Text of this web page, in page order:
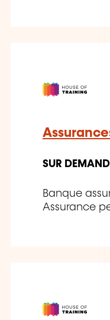
SUR
Banque
Assurance